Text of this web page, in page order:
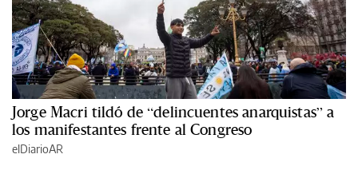
Jorge Macri tildó de “delincuentes anarquistas” a
los manifestantes frente al Congreso
elDiarioAR